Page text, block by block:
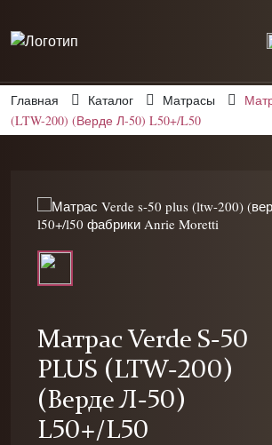
Главная Каталог Матрасы
(LTW-200) (Верде Л-50) L50+/L50
Матрас Verde S-50
PLUS (LTW-200)
(Верде Л-50)
L50+/L50